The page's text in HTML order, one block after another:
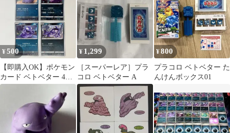
¥500
【即購入OK】ポケモン
カード ベトベター 4種
プラコロ カスタマイズ
¥ 1,299
［スーパーレア］プラ
コロ ベトベター A
¥800
プラコロ ベトベター た
んけんボックス01